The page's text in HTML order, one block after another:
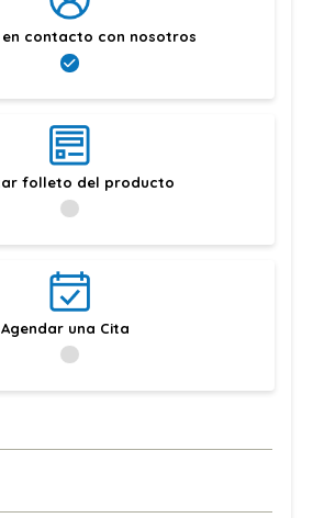
en contacto con nosotros
folleto del producto
Agendar una Cita